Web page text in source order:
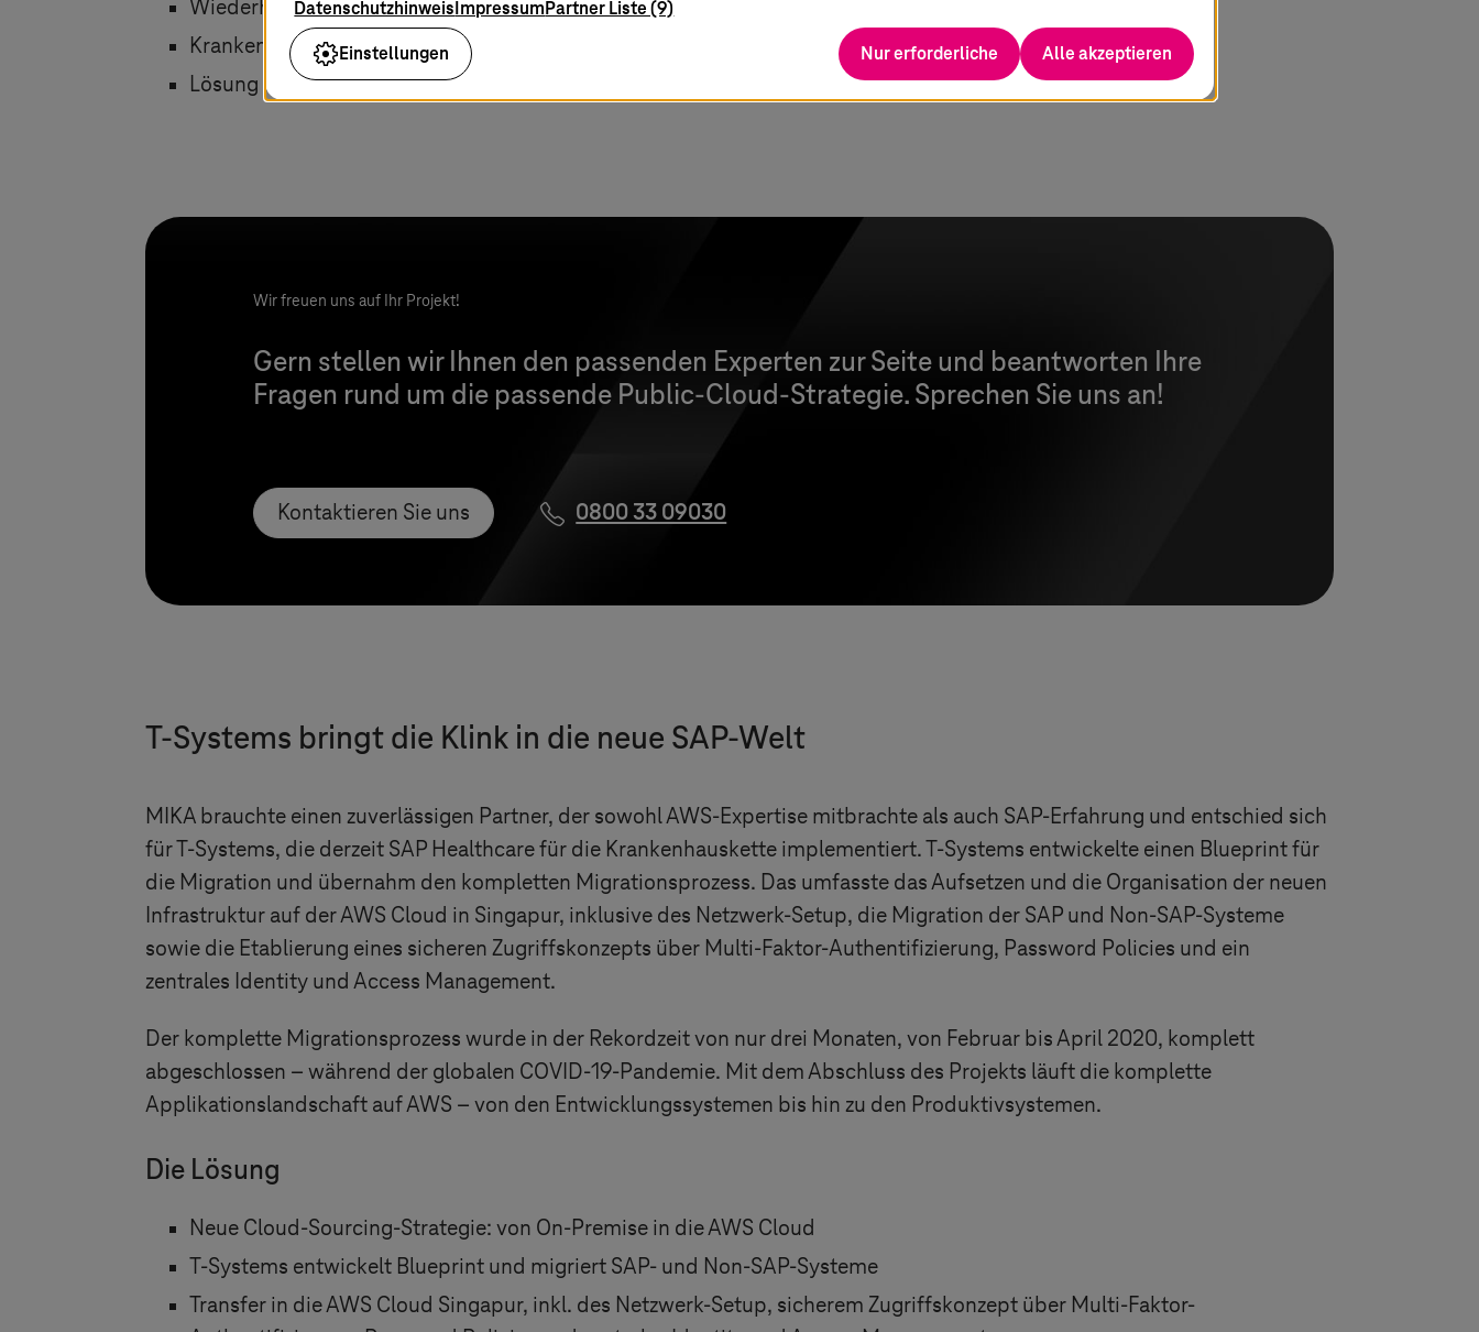
Wiederholte Ausfälle der Klinik-IT
Krankenhausmanagement via SAP- und Non-SAP
Lösung muss Expansionskurs der Klinikgruppe unterstützen
Wir freuen uns auf Ihr Projekt!
Gern stellen wir Ihnen den passenden Experten zur Seite und beantworten Ihre
Fragen rund um die passende Public-Cloud-Strategie. Sprechen Sie uns an!
Kontaktieren Sie uns 0800 33 09030
T-Systems bringt die Klink in die neue SAP-Welt
MIKA brauchte einen zuverlässigen Partner, der sowohl AWS-Expertise mitbrachte als auch SAP-Erfahrung und entschied sich
fürT-Systems, die derzeit SAP Healthcare für die Krankenhauskette implementiert.T-Systems entwickelte einen Blueprint für
die Migration und übernahm den kompletten Migrationsprozess. Das umfasste das Aufsetzen und die Organisation der neuen
Infrastruktur auf der AWS Cloud in Singapur, inklusive des Netzwerk-Setup, die Migration der SAP und Non-SAP-Systeme
sowie die Etablierung eines sicheren Zugriffskonzepts über Multi-Faktor-Authentifizierung, Password Policies und ein
zentrales Identity und Access Management.
Der komplette Migrationsprozess wurde in der Rekordzeit von nur drei Monaten, von Februar bis April 2020, komplett
abgeschlossen – während der globalen COVID-19-Pandemie. Mit dem Abschluss des Projekts läuft die komplette
Applikationslandschaft auf AWS – von den Entwicklungssystemen bis hin zu den Produktivsystemen.
Die Lösung
Neue Cloud-Sourcing-Strategie: von On-Premise in die AWS Cloud
T-Systems entwickelt Blueprint und migriert SAP- und Non-SAP-Systeme
Transfer in die AWS Cloud Singapur, inkl. des Netzwerk-Setup, sicherem Zugriffskonzept über Multi-Faktor-
DatenschutzhinweisImpressumPartner Liste (9)
Einstellungen
Nur erforderliche Alle akzeptieren